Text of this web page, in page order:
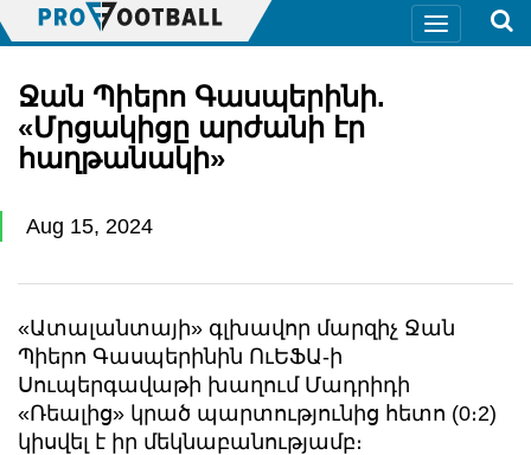
Ջան Պիերո Գասպերինի.
«Մրցակիցը արժանի էր
հաղթանակի»
Aug 15, 2024
«Ատալանտայի» գլխավոր մարզիչ Ջան
Պիերո Գասպերինին ՈւԵՖԱ-ի
Սուպերգավաթի խաղում Մադրիդի
«Ռեալից» կրած պարտությունից հետո (0։2)
կիսվել է իր մեկնաբանությամբ։